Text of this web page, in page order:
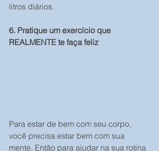
litros diários.
6. Pratique um exercício que
REALMENTE te faça feliz
Para estar de bem com seu corpo,
você precisa estar bem com sua
mente. Então para ajudar na sua rotina